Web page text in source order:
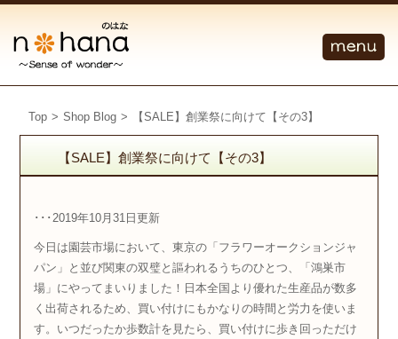
Top > Shop Blog > 【SALE】創業祭に向けて【その3】
【SALE】創業祭に向けて【その3】
･･･2019年10月31日更新
今日は園芸市場において、東京の「フラワーオークションジャ
パン」と並び関東の双璧と謳われるうちのひとつ、「鴻巣市
場」にやってまいりました！日本全国より優れた生産品が数多
く出荷されるため、買い付けにもかなりの時間と労力を使いま
す。いつだったか歩数計を見たら、買い付けに歩き回っただけ